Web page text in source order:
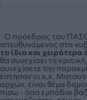
Ο πρόεδρος του
απευθυνόμενος στα
τα ίδια και
θα συνεχίσει τη
συνεχίσετε την
έστησαν οι κ.κ.
αρχών, είναι θέμα
πίσω - όσα εμπόδια